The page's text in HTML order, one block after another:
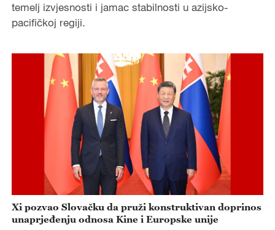
temelj izvjesnosti i jamac stabilnosti u azijsko-
pacifičkoj regiji.
Xi pozvao Slovačku da pruži konstruktivan doprinos
unaprjeđenju odnosa Kine i Europske unije